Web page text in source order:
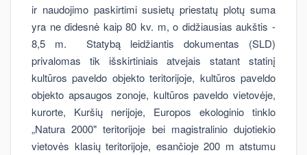
ir naudojimo paskirtimi susietų priestatų plotų suma
yra ne didesnė kaip 80 kv. m, o didžiausias aukštis -
8,5 m. Statybą leidžiantis dokumentas (SLD)
privalomas tik išskirtiniais atvejais statant statinį
kultūros paveldo objekto teritorijoje, kultūros paveldo
objekto apsaugos zonoje, kultūros paveldo vietovėje,
kurorte, Kuršių nerijoje, Europos ekologinio tinklo
„Natura 2000" teritorijoje bei magistralinio dujotiekio
vietovės klasių teritorijoje, esančioje 200 m atstumu